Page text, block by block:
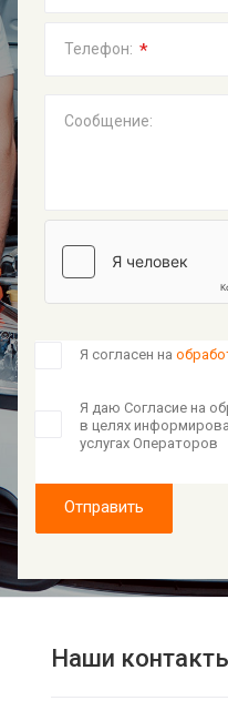
Телефон: *
Сообщение:
Я согласен на
Я даю Согласие на
в целях
услугах Операторов
Отправить
Наши